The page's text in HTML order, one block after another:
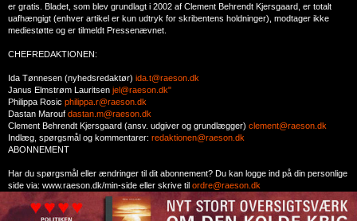
er gratis. Bladet, som blev grundlagt i 2002 af Clement Behrendt Kjersgaard, er totalt
uafhængigt (enhver artikel er kun udtryk for skribentens holdninger), modtager ikke
mediestøtte og er tilmeldt Pressenævnet.
CHEFREDAKTIONEN:
Ida Tønnesen (nyhedsredaktør) ida.t@raeson.dk
Janus Elmstrøm Lauritsen jel@raeson.dk"
Philippa Rosic philippa.r@raeson.dk
Dastan Marouf dastan.m@raeson.dk
Clement Behrendt Kjersgaard (ansv. udgiver og grundlægger) clement@raeson.dk
Indlæg, spørgsmål og kommentarer: redaktionen@raeson.dk
ABONNEMENT
Har du spørgsmål eller ændringer til dit abonnement? Du kan logge ind på din personlige
side via: www.raeson.dk/min-side eller skrive til ordre@raeson.dk